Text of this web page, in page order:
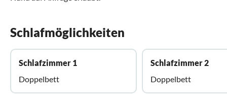
Schlafmöglichkeiten
Schlafzimmer 1
Doppelbett
Schlafzimmer 2
Doppelbett